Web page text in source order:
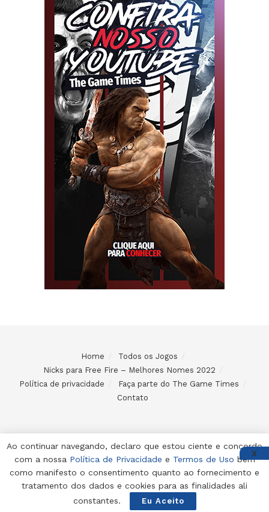
Home
Todos os Jogos
Nicks para Free Fire – Melhores Nomes 2022
Política de privacidade
Faça parte do The Game Times
Contato
© 2024 Desenvolvido e mantido por Code Soluções
Ao continuar navegando, declaro que estou ciente e concordo
com a nossa Política de Privacidade e Termos de Uso bem
como manifesto o consentimento quanto ao fornecimento e
tratamento dos dados e cookies para as finalidades ali
constantes.
Eu Aceito
X